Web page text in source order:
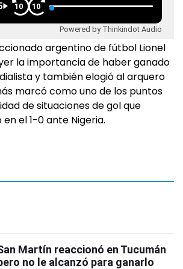
10 10
Powered by Thinkindot Audio
argentino de fútbol Lionel
la importancia de haber ganado
y también elogió al arquero
marcó como uno de los puntos
de situaciones de gol que
el 1-0 ante Nigeria.
Martín reaccionó en Tucumán
no le alcanzó para ganarlo